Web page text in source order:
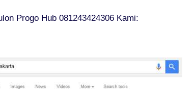
Progo Hub 081243424306 Kami: